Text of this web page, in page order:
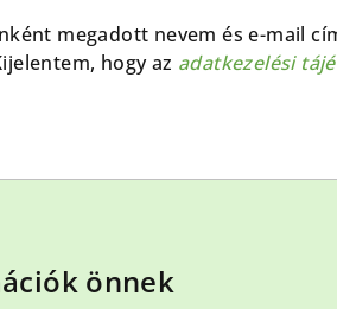
megadott nevem és e-mail
hogy az adatkezelési
önnek